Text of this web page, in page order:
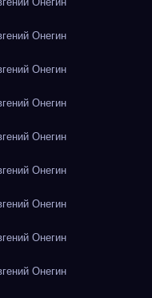
Онегин
Онегин
Онегин
Онегин
Онегин
Онегин
Онегин
Онегин